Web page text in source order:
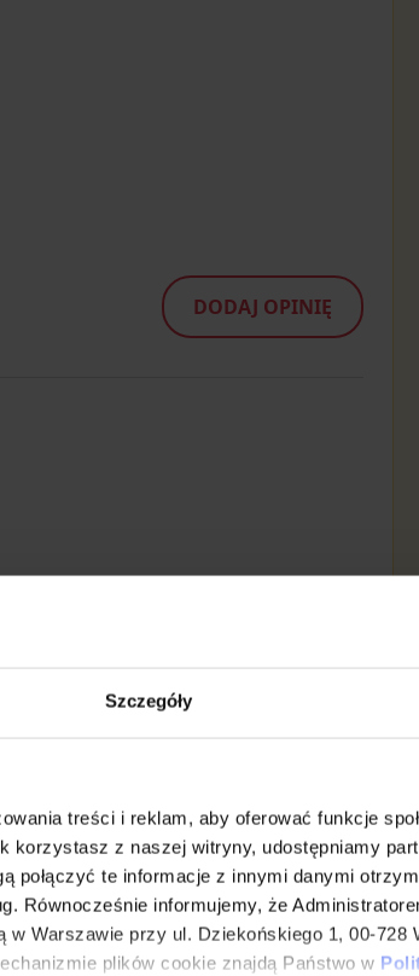
Szczegóły
treści i reklam, aby oferować funkcje
korzystasz z naszej witryny, udostępniamy
połączyć te informacje z innymi danymi
Równocześnie informujemy, że
w Warszawie przy ul. Dziekońskiego 1, 00-728
plików cookie znajdą Państwo w
DODAJ OPINIĘ